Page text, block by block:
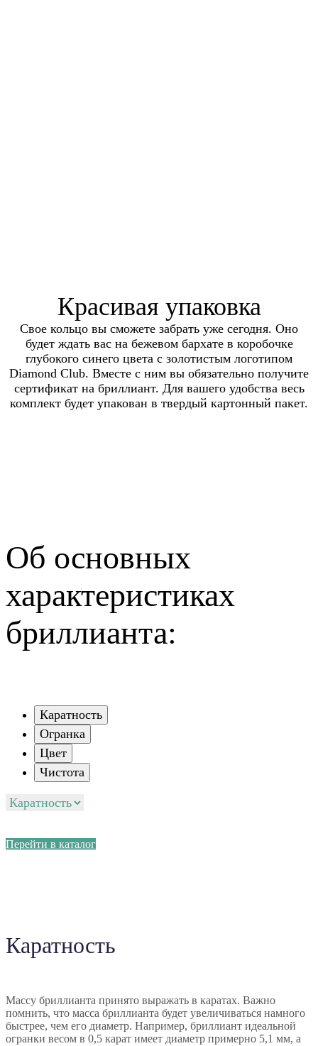
Красивая упаковка
Свое кольцо вы сможете забрать уже сегодня. Оно
будет ждать вас на бежевом бархате в коробочке
глубокого синего цвета с золотистым логотипом
Diamond Club. Вместе с ним вы обязательно получите
сертификат на бриллиант. Для вашего удобства весь
комплект будет упакован в твердый картонный пакет.
Об основных
характеристиках
бриллианта:
Каратность
Огранка
Цвет
Чистота
Перейти в каталог
Каратность